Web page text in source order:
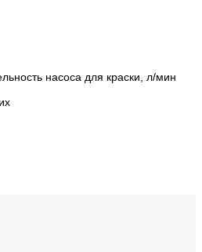
насоса для краски, л/мин